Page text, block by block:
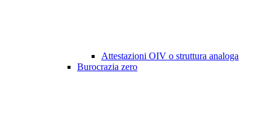
Attestazioni OIV o struttura analoga
Burocrazia zero